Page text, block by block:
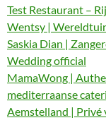
Test Restaurant –
Wentsy |
Saskia Dian |
Wedding official
MamaWong |
mediterraanse
Aemstelland | Privé